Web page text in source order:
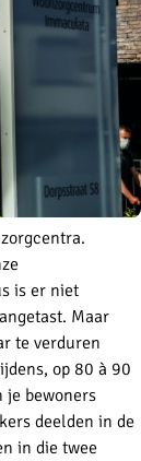
is er niet
Maar
te verduren
op 80 à 90
je bewoners
deelden in de
in die twee